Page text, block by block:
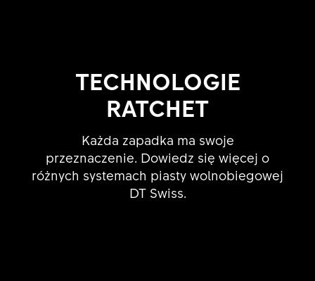
TECHNOLOGIE
RATCHET
Każda zapadka ma swoje
przeznaczenie. Dowiedz się więcej o
różnych systemach piasty wolnobiegowej
DT Swiss.